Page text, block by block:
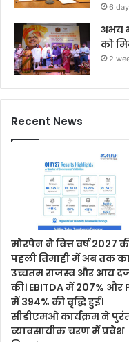
6
अभय
को
2
Recent News
मोरपेन ने वित्त वर्ष 2027
पहली तिमाही में अब तक
उच्चतम राजस्व और आय
की। EBITDA में 207% और
में 394% की वृद्धि हुई।
सीडीएमओ कार्यक्रम ने
व्यावसायीक चरण में प्रवेश